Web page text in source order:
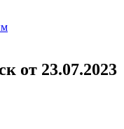
от 23.07.2023